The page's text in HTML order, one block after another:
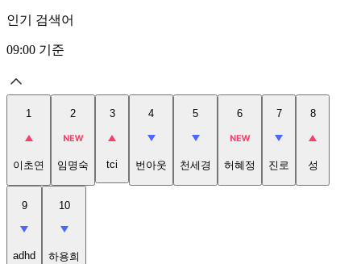
인기 검색어
09:00 기준
1
이초연
2
임명숙
3
tci
4
번아웃
5
천세경
6
허혜정
7
진로
8
성
9
adhd
10
하용희